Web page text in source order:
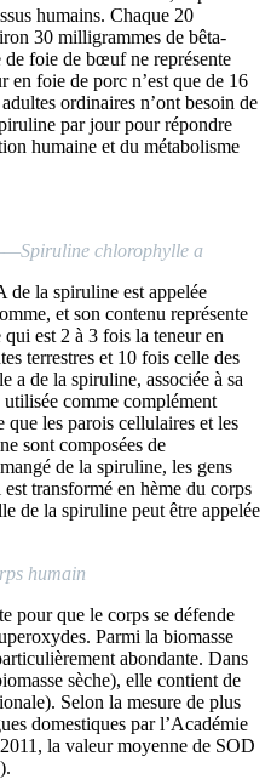
humains. Chaque 20
30 milligrammes de bêta-
de foie de bœuf ne représente
en foie de porc n’est que de 16
ordinaires n’ont besoin de
par jour pour répondre
humaine et du métabolisme
chlorophylle a
la spiruline est appelée
et son contenu représente
est 2 à 3 fois la teneur en
terrestres et 10 fois celle des
a de la spiruline, associée à sa
comme complément
que les parois cellulaires et les
sont composées de
de la spiruline, les gens
transformé en hème du corps
de la spiruline peut être appelée
humain
pour que le corps se défende
Parmi la biomasse
abondante. Dans
sèche), elle contient de
Selon la mesure de plus
domestiques par l’Académie
la valeur moyenne de SOD